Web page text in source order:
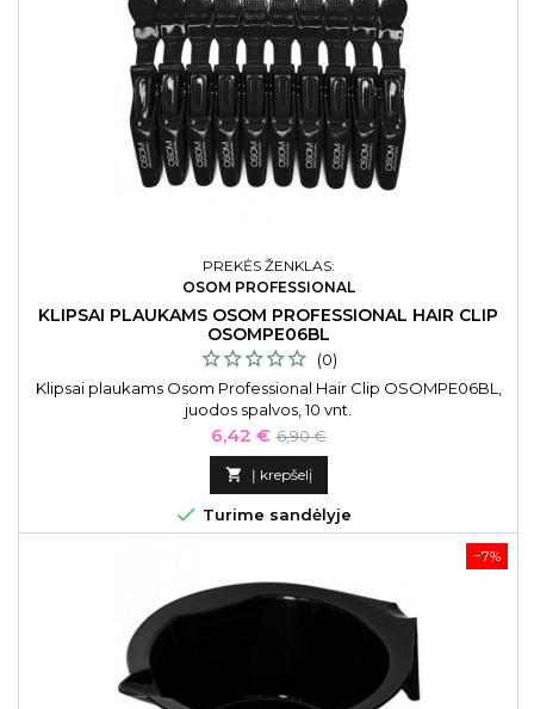
PREKĖS ŽENKLAS:
OSOM PROFESSIONAL
KLIPSAI PLAUKAMS OSOM PROFESSIONAL HAIR CLIP
OSOMPE06BL
(0)
Klipsai plaukams Osom Professional Hair Clip OSOMPE06BL,
juodos spalvos, 10 vnt.
Kaina
6,42 € Bazinė
kaina
6,90 €
 Į krepšelį
 Turime sandėlyje
−7%